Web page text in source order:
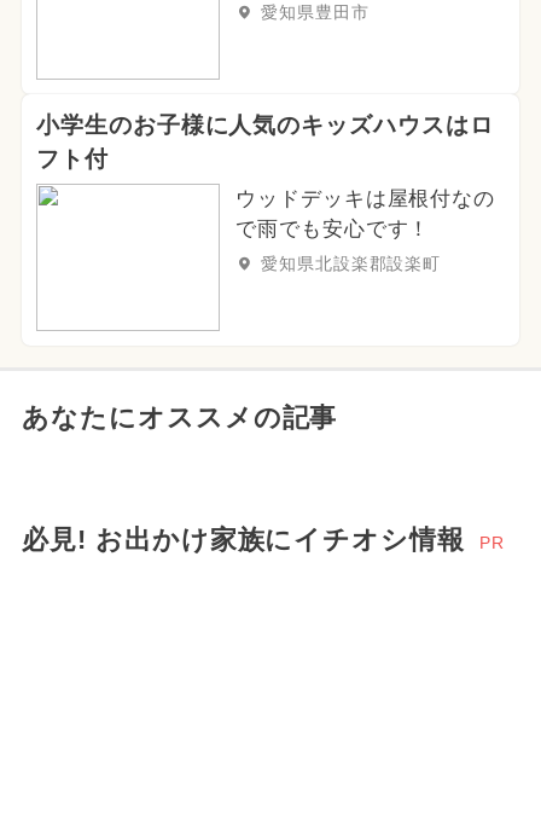
愛知県豊田市
小学生のお子様に人気のキッズハウスはロ
フト付
ウッドデッキは屋根付なの
で雨でも安心です！
愛知県北設楽郡設楽町
あなたにオススメの記事
必見! お出かけ家族にイチオシ情報 PR